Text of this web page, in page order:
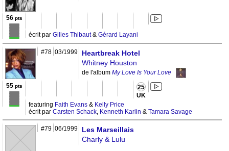
56 pts
écrit par Gilles Thibaut& Gérard Layani
#78 03/1999
Heartbreak Hotel
Whitney Houston
de l'album My Love Is Your Love
55 pts 25
UK
featuring Faith Evans & Kelly Price
écrit par Carsten Schack, Kenneth Karlin & Tamara Savage
#79 06/1999
Les Marseillais
Charly & Lulu